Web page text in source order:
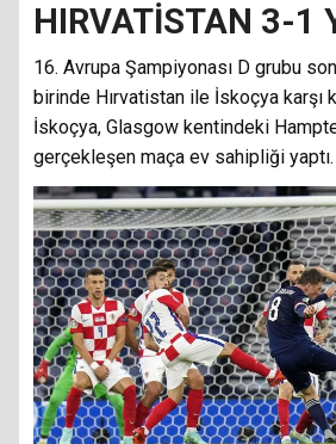
HIRVATİSTAN 3-1
16. Avrupa Şampiyonası D grubu
birinde Hırvatistan ile İskoçya karşı
İskoçya, Glasgow kentindeki
gerçekleşen maça ev sahipliği yaptı.